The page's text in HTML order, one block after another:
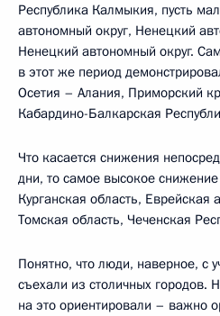
Республика Калмыкия, пусть
автономный округ, Ненецкий
Ненецкий автономный округ.
в этот же период
Осетия – Алания, Приморский
Кабардино-Балкарская
Что касается снижения
дни, то самое высокое
Курганская область, Еврейская
Томская область, Чеченская
Понятно, что люди, наверное, с
съехали из столичных
на это ориентировали – важно